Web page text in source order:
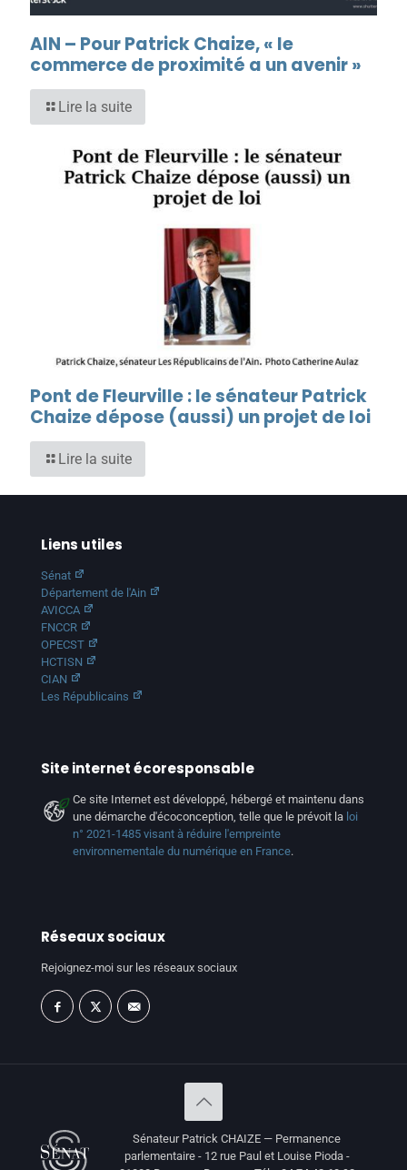
AIN – Pour Patrick Chaize, « le
commerce de proximité a un avenir »
Lire la suite
Pont de Fleurville : le sénateur Patrick
Chaize dépose (aussi) un projet de loi
Lire la suite
Liens utiles
Sénat
Département de l'Ain
AVICCA
FNCCR
OPECST
HCTISN
CIAN
Les Républicains
Site internet écoresponsable
Ce site Internet est développé, hébergé et maintenu dans
une démarche d'écoconception, telle que le prévoit la loi
n° 2021-1485 visant à réduire l'empreinte
environnementale du numérique en France.
Réseaux sociaux
Rejoignez-moi sur les réseaux sociaux
Sénateur Patrick CHAIZE — Permanence
parlementaire - 12 rue Paul et Louise Pioda -